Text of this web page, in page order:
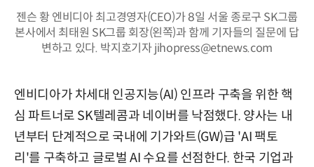
젠슨 황 엔비디아 최고경영자(CEO)가 8일 서울 종로구 SK그룹
본사에서 최태원 SK그룹 회장(왼쪽)과 함께 기자들의 질문에 답
변하고 있다. 박지호기자 jihopress@etnews.com
엔비디아가 차세대 인공지능(AI) 인프라 구축을 위한 핵
심 파트너로 SK텔레콤과 네이버를 낙점했다. 양사는 내
년부터 단계적으로 국내에 기가와트(GW)급 'AI 팩토
리'를 구축하고 글로벌 AI 수요를 선점한다. 한국 기업과